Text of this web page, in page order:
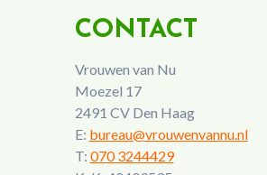
CONTACT
Vrouwen van Nu
Moezel 17
2491 CV Den Haag
E: bureau@vrouwenvannu.nl
T: 070 3244429